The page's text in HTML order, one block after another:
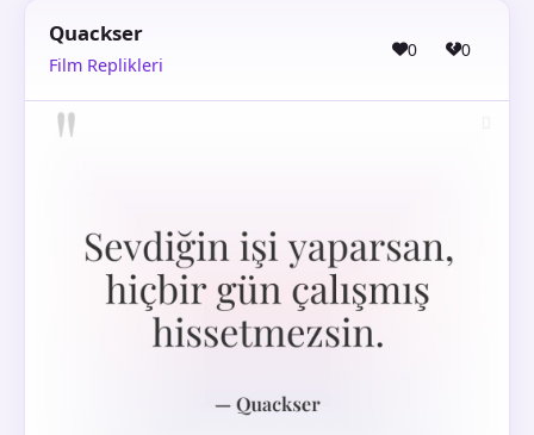
Quackser
Film Replikleri
0 0